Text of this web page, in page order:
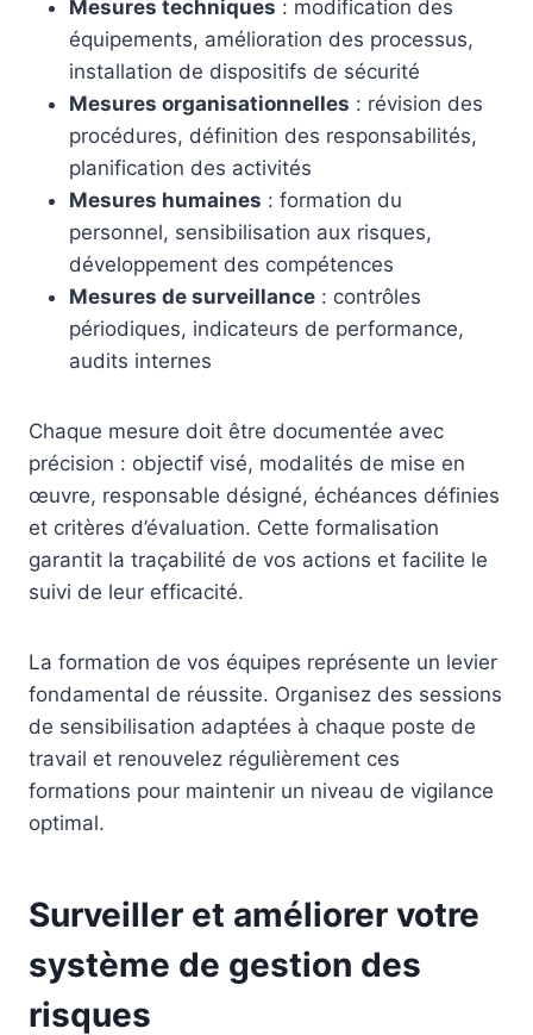
Mesures techniques : modification des
équipements, amélioration des processus,
installation de dispositifs de sécurité
Mesures organisationnelles : révision des
procédures, définition des responsabilités,
planification des activités
Mesures humaines : formation du
personnel, sensibilisation aux risques,
développement des compétences
Mesures de surveillance : contrôles
périodiques, indicateurs de performance,
audits internes
Chaque mesure doit être documentée avec
précision : objectif visé, modalités de mise en
œuvre, responsable désigné, échéances définies
et critères d’évaluation. Cette formalisation
garantit la traçabilité de vos actions et facilite le
suivi de leur efficacité.
La formation de vos équipes représente un levier
fondamental de réussite. Organisez des sessions
de sensibilisation adaptées à chaque poste de
travail et renouvelez régulièrement ces
formations pour maintenir un niveau de vigilance
optimal.
Surveiller et améliorer votre
système de gestion des
risques